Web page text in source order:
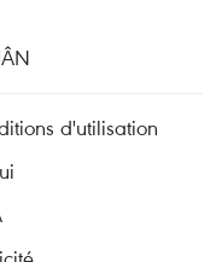
d'utilisation